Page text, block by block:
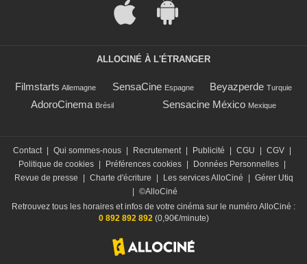
ALLOCINÉ À L'ÉTRANGER
Filmstarts Allemagne SensaCine Espagne Beyazperde Turquie
AdoroCinema Brésil Sensacine México Mexique
Contact Qui sommes-nous Recrutement Publicité CGU CGV
Politique de cookies
Préférences cookies Données Personnelles
Revue de presse
Charte d'écriture Les services AlloCiné
Gérer Utiq
©AlloCiné
Retrouvez tous les horaires et infos de votre cinéma sur le numéro AlloCiné :
0 892 892 892(0,90€/minute)